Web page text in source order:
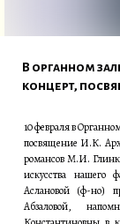
10 февраля в
посвящение И.К.
романсов М.И.
искусства нашего
Аслановой (ф-но)
Абзаловой,
В органном
концерт,